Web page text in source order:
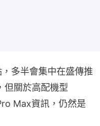
多半會集中在盛傳推
但關於高配機型
Max資訊，仍然是